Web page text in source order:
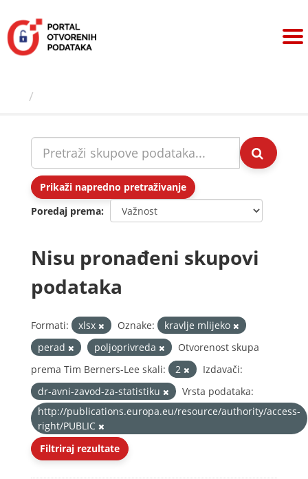
sadržaj
Prikaži napredno pretraživanje
Poredaj prema
Nisu pronađeni skupovi
podataka
Formati: xlsx Oznake:
kravlje mlijeko
perad
poljoprivreda
Otvorenost skupa
prema Tim Berners-Lee skali:
2
Izdavači:
dr-avni-zavod-za-statistiku
Vrsta podataka:
http://publications.europa.eu/resource/authority/access-
right/PUBLIC
Filtriraj rezultate